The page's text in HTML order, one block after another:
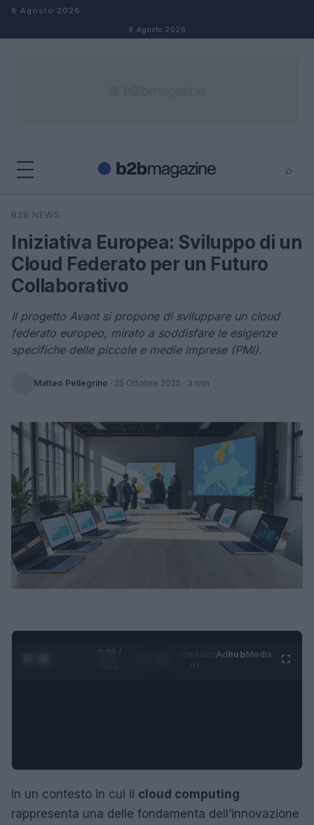
Salta al contenuto
8 Agosto 2026
8 Agosto 2026
⌕
Cerca
B2B NEWS
Iniziativa Europea: Sviluppo di un
Cloud Federato per un Futuro
Collaborativo
Il progetto Avant si propone di sviluppare un cloud
federato europeo, mirato a soddisfare le esigenze
specifiche delle piccole e medie imprese (PMI).
Matteo Pellegrino · 25 Ottobre 2025 · 3 min
0:29 /
AdhubMedia
In un contesto in cui il cloud computing
rappresenta una delle fondamenta dell’innovazione